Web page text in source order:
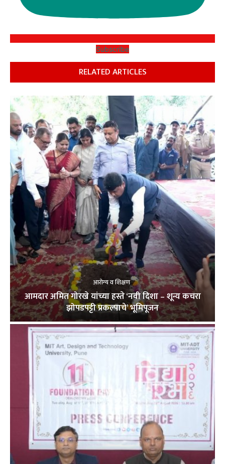
Subscribe
RELATED ARTICLES
आरोग्य व शिक्षण
आमदार अमित गोरखे यांच्या हस्ते ‘नवी दिशा – शून्य कचरा
झोपडपट्टी प्रकल्पाचे’ भूमिपूजन